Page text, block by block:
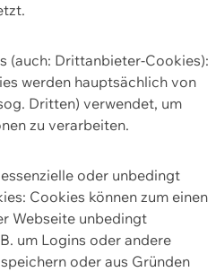
(auch: Drittanbieter-Cookies):
werden hauptsächlich von
Dritten) verwendet, um
zu verarbeiten.
oder unbedingt
Cookies können zum einen
Webseite unbedingt
um Logins oder andere
oder aus Gründen